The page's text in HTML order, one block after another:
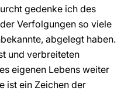
gedenke ich des
Verfolgungen so viele
abgelegt haben.
und verbreiteten
eigenen Lebens weiter
ist ein Zeichen der